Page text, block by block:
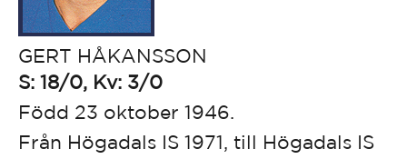
GERT HÅKANSSON
S: 18/0, Kv: 3/0
Född 23 oktober 1946.
Från Högadals IS 1971, till Högadals IS